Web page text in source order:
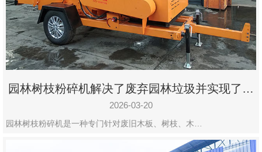
园林树枝粉碎机解决了废弃园林垃圾并实现了再
利用
2026-03-20
园林树枝粉碎机是一种专门针对废旧木板、树枝、木…